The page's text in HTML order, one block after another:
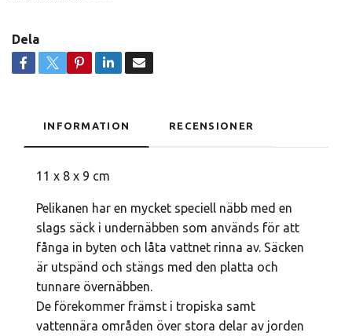
Dela
INFORMATION RECENSIONER
11 x 8 x 9 cm
Pelikanen har en mycket speciell näbb med en
slags säck i undernäbben som används för att
fånga in byten och låta vattnet rinna av. Säcken
är utspänd och stängs med den platta och
tunnare övernäbben.
De förekommer främst i tropiska samt
vattennära områden över stora delar av jorden